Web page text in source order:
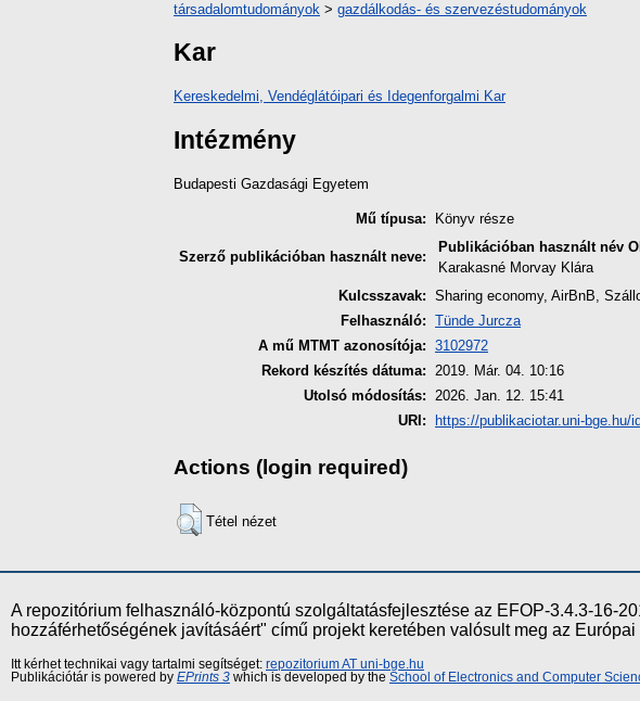
társadalomtudományok > gazdálkodás- és szervezéstudományok
Kar
Kereskedelmi, Vendéglátóipari és Idegenforgalmi Kar
Intézmény
Budapesti Gazdasági Egyetem
Mű típusa: Könyv része
Szerző publikációban használt neve:
Publikációban használt név
Karakasné Morvay Klára
Kulcsszavak: Sharing economy, AirBnB,
Felhasználó: Tünde Jurcza
A mű MTMT azonosítója: 3102972
Rekord készítés dátuma: 2019. Már. 04. 10:16
Utolsó módosítás: 2026. Jan. 12. 15:41
URI:
https://publikaciotar.uni-bge.hu/
Actions (login required)
Tétel nézet
A repozitórium felhasználó-központú szolgáltatásfejlesztése az EFOP-3.4.3-16-
hozzáférhetőségének javításáért" című projekt keretében valósult meg az
Itt kérhet technikai vagy tartalmi segítséget: repozitorium AT uni-bge.hu
Publikációtár is powered by EPrints 3 which is developed by the School of Electronics and Computer